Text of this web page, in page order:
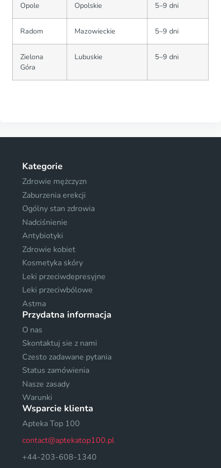
Opole Opolskie 5–9 dni
Radom Mazowieckie 5–9 dni
Zielona
Góra
Lubuskie 5–9 dni
Kategorie
Zdrowie mężczyzn
Zaburzenia erekcji
Ogólny stan zdrowia
Nadciśnienie
Antybiotyki
Zdrowie kobiet
Kosmetyka skóry
Leki przeciwdepresyjne
Leki przeciwbólowe
Astma
Przydatna informacja
O nas
Skontaktuj sie z nami
Czesto zadawane pytania
Status zamówienia
Nasze zasady
Warunki
Wsparcie klienta
Apteka Top 100
contact@aptekatop100.pl
+44-203-608-1340